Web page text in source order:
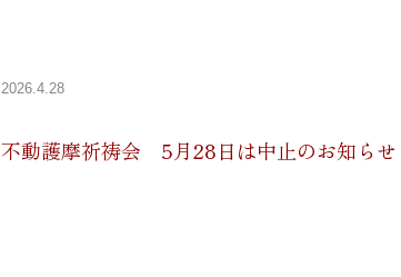
2026.4.28
不動護摩祈祷会 5月28日は中止のお知らせ